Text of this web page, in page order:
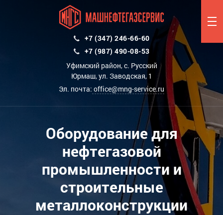
+7 (347) 246-66-60
+7 (987) 490-08-53
Уфимский район, с. Русский
Юрмаш, ул. Заводская, 1
Эл. почта: office@mng-service.ru
Оборудование для
нефтегазовой
промышленности и
строительные
металлоконструкции